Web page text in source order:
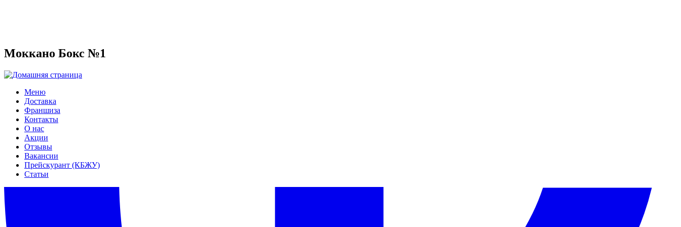
Моккано Бокс №1
Меню
Доставка
Франшиза
Контакты
О нас
Акции
Отзывы
Вакансии
Прейскурант (КБЖУ)
Статьи